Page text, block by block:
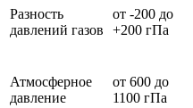
Разность
давлений газов
от -200 до
+200 гПа
Атмосферное
давление
от 600 до
1100 гПа